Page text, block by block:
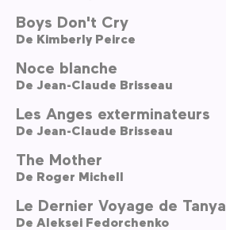
Boys Don't Cry
De Kimberly Peirce
Noce blanche
De Jean-Claude Brisseau
Les Anges exterminateurs
De Jean-Claude Brisseau
The Mother
De Roger Michell
Le Dernier Voyage de Tanya
De Aleksei Fedorchenko